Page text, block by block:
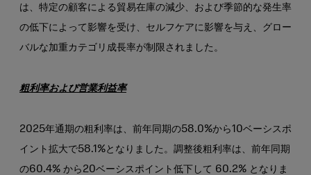
は、特定の顧客による貿易在庫の減少、および季節的な発生率
の低下によって影響を受け、セルフケアに影響を与え、グロー
バルな加重カテゴリ成長率が制限されました。
粗利率および営業利益率
2025年通期の粗利率は、前年同期の58.0%から10ベーシスポ
イント拡大で58.1%となりました。調整後粗利率は、前年同期
の60.4% から20ベーシスポイント低下して 60.2% となりま